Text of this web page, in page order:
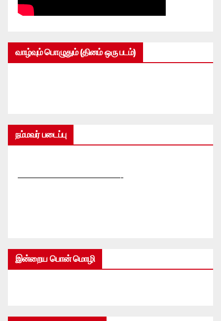
வாழ்வும் பொழுதும் (தினம் ஒரு படம்)
நம்மவர் படைப்பு
—————————————-
இன்றைய பொன் மொழி